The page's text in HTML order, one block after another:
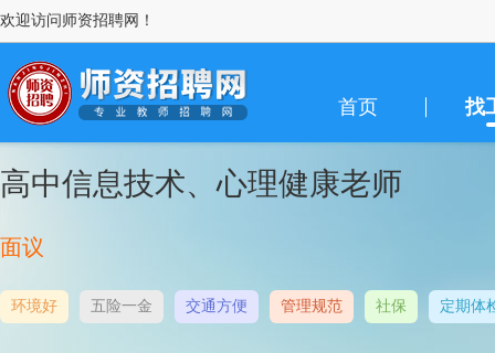
欢迎访问师资招聘网！
首页 找
高中信息技术、心理健康老师
面议
环境好 五险一金 交通方便 管理规范 社保 定期体